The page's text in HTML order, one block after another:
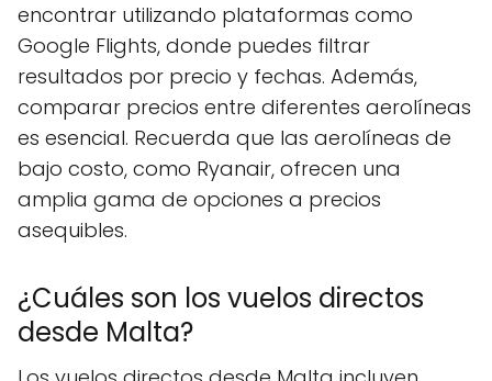
encontrar utilizando plataformas como
Google Flights, donde puedes filtrar
resultados por precio y fechas. Además,
comparar precios entre diferentes aerolíneas
es esencial. Recuerda que las aerolíneas de
bajo costo, como Ryanair, ofrecen una
amplia gama de opciones a precios
asequibles.
¿Cuáles son los vuelos directos
desde Malta?